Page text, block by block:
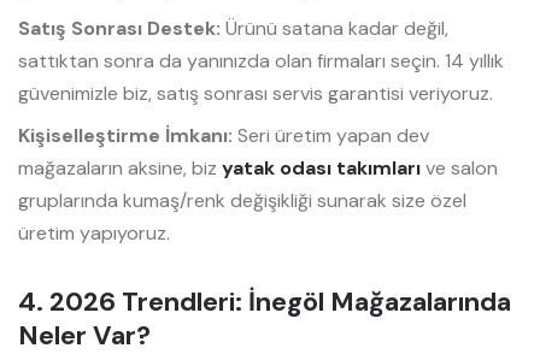
Satış Sonrası Destek: Ürünü satana kadar değil,
sattıktan sonra da yanınızda olan firmaları seçin. 14 yıllık
güvenimizle biz, satış sonrası servis garantisi veriyoruz.
Kişiselleştirme İmkanı: Seri üretim yapan dev
mağazaların aksine, biz yatak odası takımlarıve salon
gruplarında kumaş/renk değişikliği sunarak size özel
üretim yapıyoruz.
4. 2026 Trendleri: İnegöl Mağazalarında
Neler Var?